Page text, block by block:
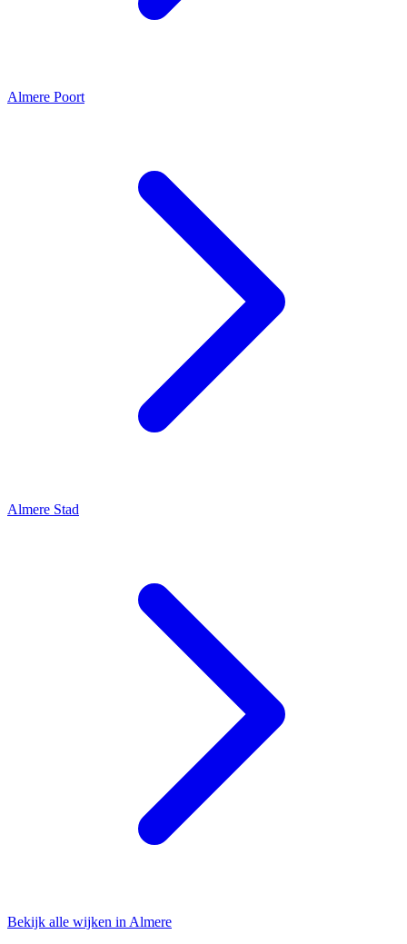
Almere Poort
Almere Stad
Bekijk alle wijken in Almere